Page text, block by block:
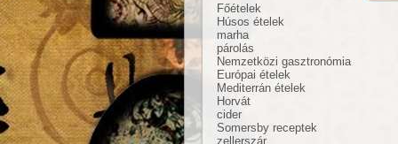
Főételek
Húsos ételek
marha
párolás
Nemzetközi gasztronómia
Európai ételek
Mediterrán ételek
Horvát
cider
Somersby receptek
zellerszár